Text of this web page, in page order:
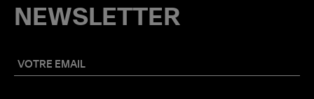
NEWSLETTER